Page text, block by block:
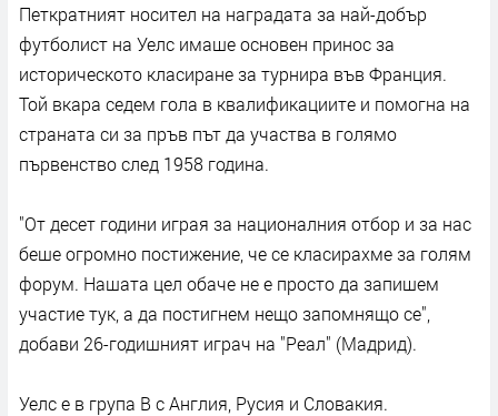
Петкратният носител на наградата за най-добър
футболист на Уелс имаше основен принос за
историческото класиране за турнира във Франция.
Той вкара седем гола в квалификациите и помогна на
страната си за пръв път да участва в голямо
първенство след 1958 година.
"От десет години играя за националния отбор и за нас
беше огромно постижение, че се класирахме за голям
форум. Нашата цел обаче не е просто да запишем
участие тук, а да постигнем нещо запомнящо се",
добави 26-годишният играч на "Реал" (Мадрид).
Уелс е в група В с Англия, Русия и Словакия.